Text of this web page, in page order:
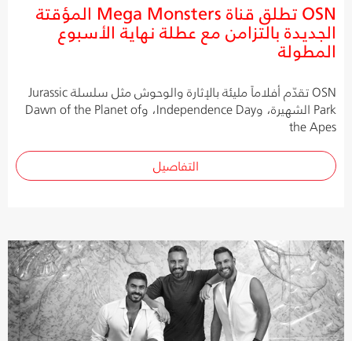
OSN تطلق قناة Mega Monsters المؤقتة
الجديدة بالتزامن مع عطلة نهاية الأسبوع
المطولة
OSN تقدّم أفلاماً مليئة بالإثارة والوحوش مثل سلسلة Jurassic
Park الشهيرة، وIndependence Day، وDawn of the Planet of
the Apes
التفاصيل